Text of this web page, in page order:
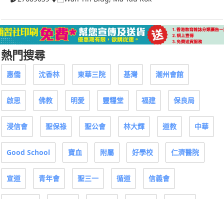
熱門搜尋
惠僑 沈香林 東華三院 基灣 潮州會館
啟思 佛教 明愛 靈糧堂 福建 保良局
浸信會 聖保祿 聖公會 林大輝 道教 中華
Good School 寶血 附屬 好學校 仁濟醫院
宣道 青年會 聖三一 循道 信義會